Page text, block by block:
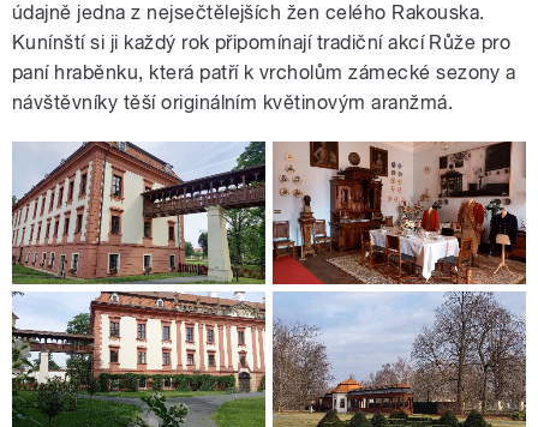
údajně jedna z nejsečtělejších žen celého Rakouska.
Kunínští si ji každý rok připomínají tradiční akcí Růže pro
paní hraběnku, která patří k vrcholům zámecké sezony a
návštěvníky těší originálním květinovým aranžmá.